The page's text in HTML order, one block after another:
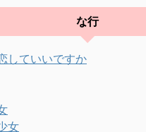
な行
していいですか
女